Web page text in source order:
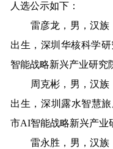
人选公示如下：
雷彦龙，男，汉族，
出生，深圳华核科学
智能战略新兴产业研究
周克彬，男，汉族，
出生，深圳露水智慧
市AI智能战略新兴产业
雷永胜，男，汉族，